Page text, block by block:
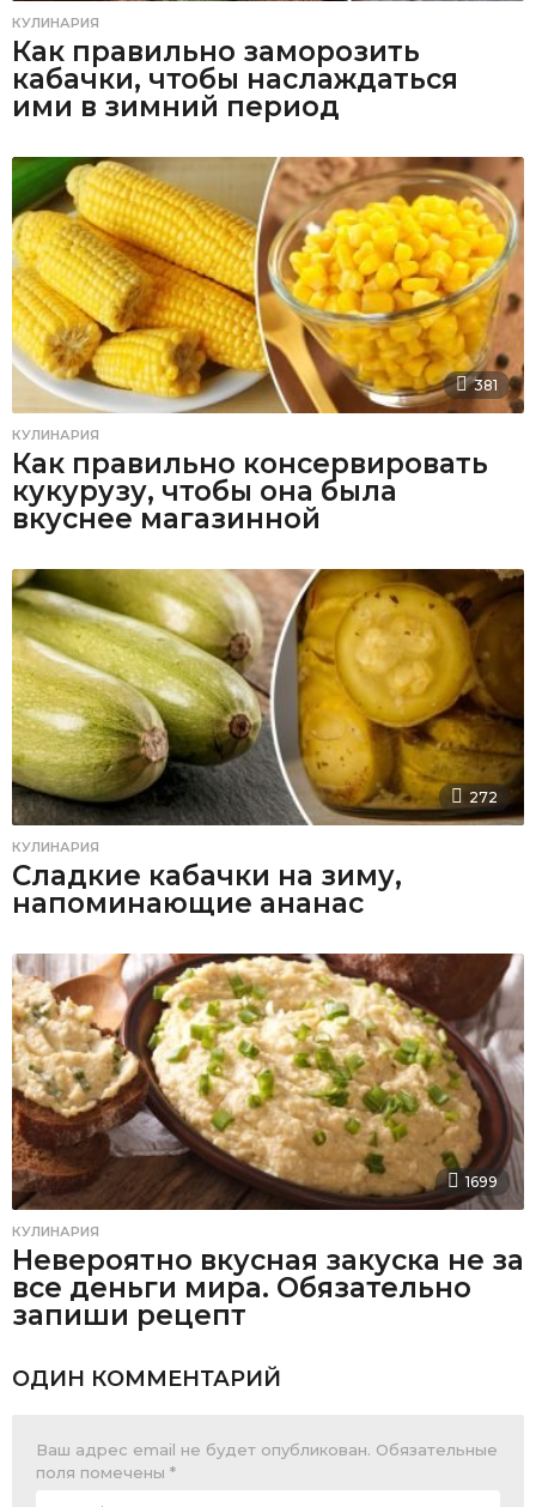
КУЛИНАРИЯ
Как правильно заморозить
кабачки, чтобы наслаждаться
ими в зимний период
381
КУЛИНАРИЯ
Как правильно консервировать
кукурузу, чтобы она была
вкуснее магазинной
272
КУЛИНАРИЯ
Сладкие кабачки на зиму,
напоминающие ананас
1699
КУЛИНАРИЯ
Невероятно вкусная закуска не за
все деньги мира. Обязательно
запиши рецепт
ОДИН КОММЕНТАРИЙ
Ваш адрес email не будет опубликован. Обязательные
поля помечены *